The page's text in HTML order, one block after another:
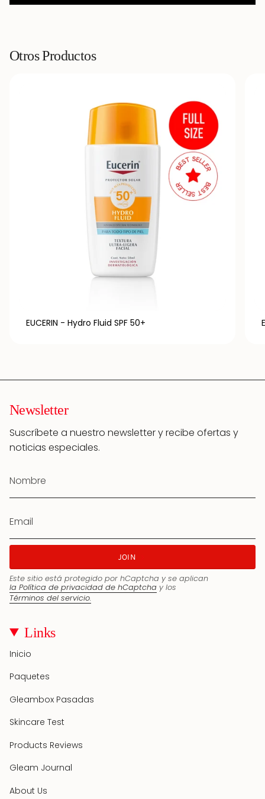
Otros Productos
EUCERIN - Hydro Fluid SPF 50+
Newsletter
Suscríbete a nuestro newsletter y recibe ofertas y
noticias especiales.
JOIN
Este sitio está protegido por hCaptcha y se aplican
la Política de privacidad de hCaptcha y los
Términos del servicio.
Links
Inicio
Paquetes
Gleambox Pasadas
Skincare Test
Products Reviews
Gleam Journal
About Us